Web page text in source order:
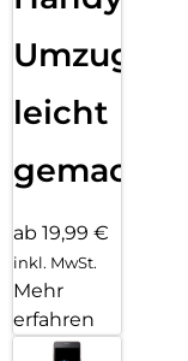
Umzug
leicht
gemacht!
ab 19,99 €
inkl. MwSt.
Mehr
erfahren